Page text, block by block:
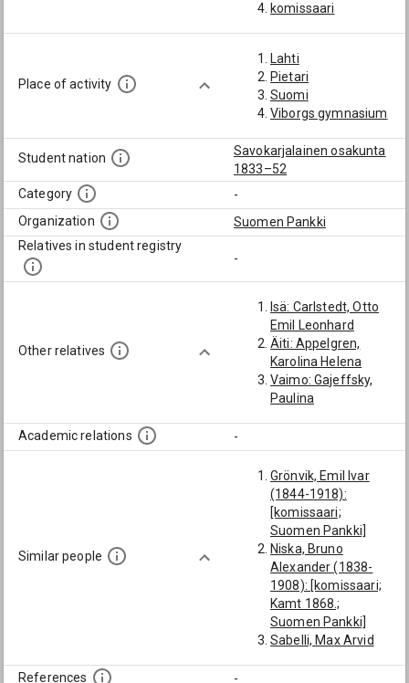
komissaari
Place of activity
Lahti
Pietari
Suomi
Viborgs gymnasium
Student nation
Savokarjalainen osakunta
1833–52
Category
-
Organization
Suomen Pankki
Relatives in student registry
-
Other relatives
Isä: Carlstedt, Otto
Emil Leonhard
Äiti: Appelgren,
Karolina Helena
Vaimo: Gajeffsky,
Paulina
Academic relations -
Similar people
Grönvik, Emil Ivar
(1844-1918):
[komissaari;
Suomen Pankki]
Niska, Bruno
Alexander (1838-
1908): [komissaari;
Kamt 1868.;
Suomen Pankki]
Sabelli, Max Arvid
References -